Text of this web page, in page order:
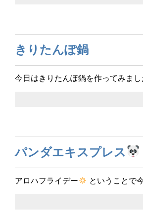
きりたんぽ鍋
今日はきりたんぽ鍋を作ってみまし
パンダエキスプレス
アロハフライデー ということで